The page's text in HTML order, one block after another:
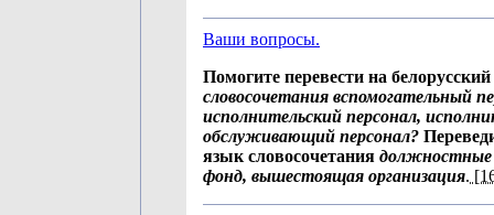
Ваши вопросы.
Помогите перевести на
словосочетания вспомогательный
исполнительский персонал,
обслуживающий персонал?
язык словосочетания должностные
фонд, вышестоящая организация.